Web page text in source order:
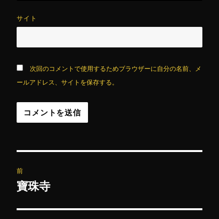
サイト
次回のコメントで使用するためブラウザーに自分の名前、メ
ールアドレス、サイトを保存する。
稿
前
前
投
寶珠寺